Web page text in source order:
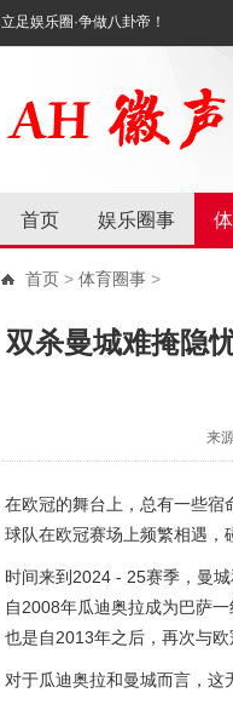
立足娱乐圈·争做八卦帝！
首页 娱乐圈事
首页 > 体育圈事 >
双杀曼城难掩隐
来
在欧冠的舞台上，总有一些宿
球队在欧冠赛场上频繁相遇，
时间来到2024 - 25赛季，曼
自2008年瓜迪奥拉成为巴萨
也是自2013年之后，再次与
对于瓜迪奥拉和曼城而言，这